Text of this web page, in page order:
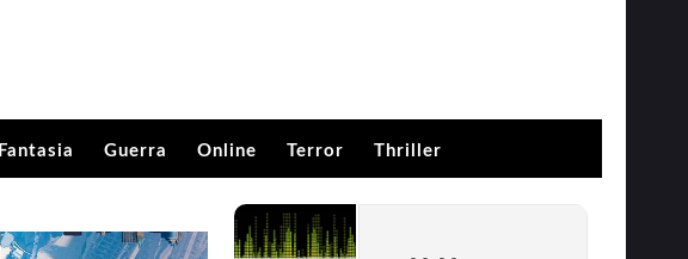
Fantasia Guerra Online Terror Thriller